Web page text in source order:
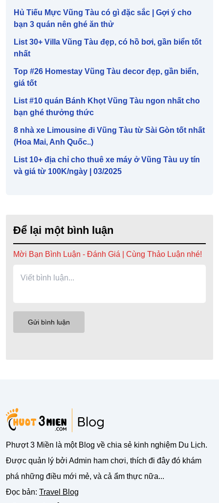
Hủ Tiếu Mực Vũng Tàu có gì đặc sắc | Gợi ý cho
bạn 3 quán nên ghé ăn thử
List 30+ Villa Vũng Tàu đẹp, có hồ bơi, gần biển tốt
nhất
Top #26 Homestay Vũng Tàu decor đẹp, gần biển,
giá tốt
List #10 quán Bánh Khọt Vũng Tàu ngon nhất cho
bạn ghé thưởng thức
8 nhà xe Limousine đi Vũng Tàu từ Sài Gòn tốt nhất
(Hoa Mai, Anh Quốc..)
List 10+ địa chỉ cho thuê xe máy ở Vũng Tàu uy tín
và giá từ 100K/ngày | 03/2025
Để lại một bình luận
Mời Bạn Bình Luận - Đánh Giá | Cùng Thảo Luận nhé!
Phượt 3 Miền là một Blog về chia sẻ kinh nghiệm Du Lịch.
Được quản lý bởi Admin ham chơi, thích đi đây đó khám
phá những điều mới mẻ, và cả ẩm thực nữa...
Đọc bản: Travel Blog